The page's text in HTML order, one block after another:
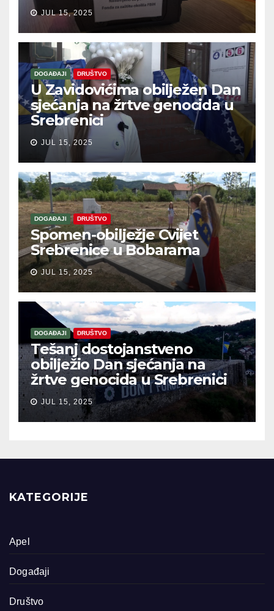
JUL 15, 2025
DOGAĐAJI DRUŠTVO
U Zavidovićima obilježen Dan
sjećanja na žrtve genocida u
Srebrenici
JUL 15, 2025
DOGAĐAJI DRUŠTVO
Spomen-obilježje Cvijet
Srebrenice u Bobarama
JUL 15, 2025
DOGAĐAJI DRUŠTVO
Tešanj dostojanstveno
obilježio Dan sjećanja na
žrtve genocida u Srebrenici
JUL 15, 2025
KATEGORIJE
Apel
Događaji
Društvo